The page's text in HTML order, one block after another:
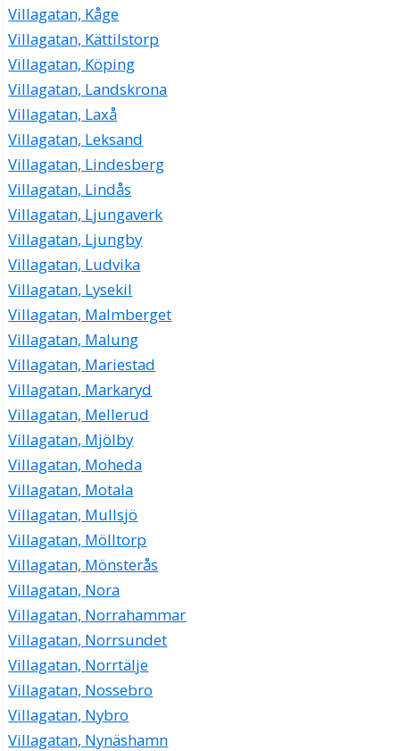
Villagatan, Kåge
Villagatan, Kättilstorp
Villagatan, Köping
Villagatan, Landskrona
Villagatan, Laxå
Villagatan, Leksand
Villagatan, Lindesberg
Villagatan, Lindås
Villagatan, Ljungaverk
Villagatan, Ljungby
Villagatan, Ludvika
Villagatan, Lysekil
Villagatan, Malmberget
Villagatan, Malung
Villagatan, Mariestad
Villagatan, Markaryd
Villagatan, Mellerud
Villagatan, Mjölby
Villagatan, Moheda
Villagatan, Motala
Villagatan, Mullsjö
Villagatan, Mölltorp
Villagatan, Mönsterås
Villagatan, Nora
Villagatan, Norrahammar
Villagatan, Norrsundet
Villagatan, Norrtälje
Villagatan, Nossebro
Villagatan, Nybro
Villagatan, Nynäshamn